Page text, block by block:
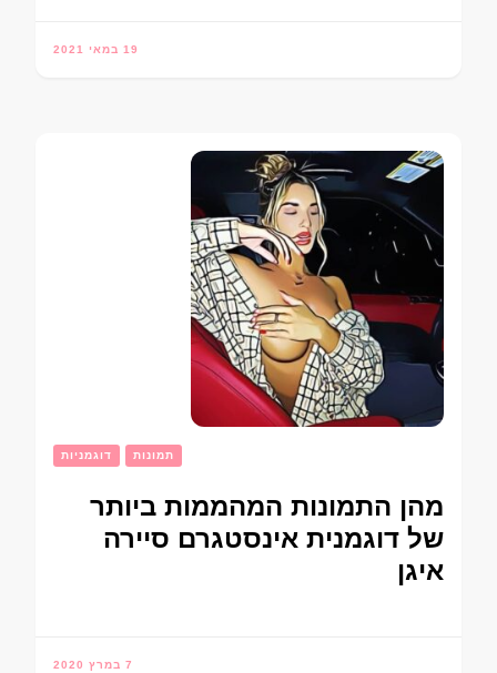
19 במאי 2021
דוגמניות תמונות
מהן התמונות המהממות ביותר
של דוגמנית אינסטגרם סיירה
איגן
7 במרץ 2020